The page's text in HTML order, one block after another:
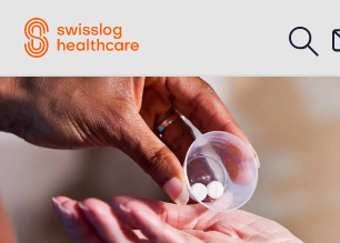
Português / Portuguese